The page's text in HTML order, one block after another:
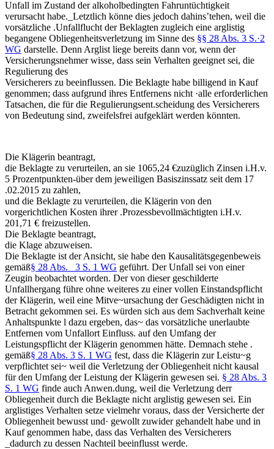
Unfall im Zustand der alkoholbedingten Fahruntüchtigkeit
verursacht habe._Letztlich könne dies jedoch dahins’tehen, weil die
vorsätzliche .Unfallflucht der Beklagten zugleich eine arglistig
begangene Obliegenheitsverletzung im Sinne des §§ 28 Abs. 3 S.·2
WG darstelle. Denn Arglist liege bereits dann vor, wenn der
Versicherungsnehmer wisse, dass sein Verhalten geeignet sei, die
Regulierung des
Versicherers zu beeinflussen. Die Beklagte habe billigend in Kauf
genommen; dass aufgrund ihres Entfernens nicht ·alle erforderlichen
Tatsachen, die für die Regulierungsent.scheidung des Versicherers
von Bedeutung sind, zweifelsfrei aufgeklärt werden könnten.
Die Klägerin beantragt,
die Beklagte zu verurteilen, an sie 1065,24 €zuzüglich Zinsen i.H.v.
5 Prozentpunkten-über dem jeweiligen Basiszinssatz seit dem 17
.02.2015 zu zahlen,
und die Beklagte zu verurteilen, die Klägerin von den
vorgerichtlichen Kosten ihrer .Prozessbevollmächtigten i.H.v.
201,71 € freizustellen.
Die Beklagte beantragt,
die Klage abzuweisen.
Die Beklagte ist der Ansicht, sie habe den Kausalitätsgegenbeweis
gemäß§ 28 Abs. _3 S. 1 WG geführt. Der Unfall sei von einer
Zeugin beobachtet worden. Der von dieser geschilderte
Unfallhergang führe ohne weiteres zu einer vollen Einstandspflicht
der Klägerin, weil eine Mitve~ursachung der Geschädigten nicht in
Betracht gekommen sei. Es würden sich aus dem Sachverhalt keine
Anhaltspunkte l dazu ergeben, das~ das vorsätzliche unerlaubte
Entfernen vom Unfallort Einfluss. auf den Umfang der
Leistungspflicht der Klägerin genommen hätte. Demnach stehe .
gemäß§ 28 Abs. 3 S. 1 WG fest, dass die Klägerin zur Leistu~g
verpflichtet sei~ weil die Verletzung der Obliegenheit nicht kausal
für den Umfang der Leistung der Klägerin gewesen sei. § 28 Abs. 3
S. 1 WG finde auch Anwen.dung, weil die Verletzung derr
Obliegenheit durch die Beklagte nicht arglistig gewesen sei. Ein
arglistiges Verhalten setze vielmehr voraus, dass der Versicherte der
Obliegenheit bewusst und· gewollt zuwider gehandelt habe und in
Kauf genommen habe, dass das Verhalten des Versicherers
_dadurch zu dessen Nachteil beeinflusst werde.